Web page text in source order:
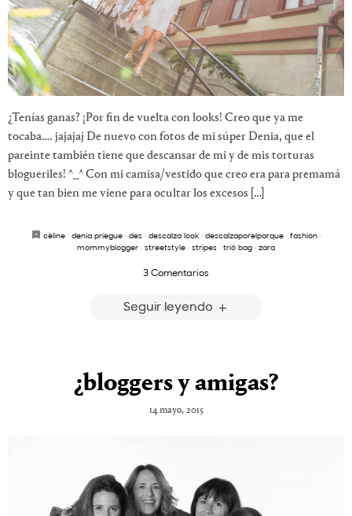
¿Tenías ganas? ¡Por fin de vuelta con looks! Creo que ya me
tocaba…. jajajaj De nuevo con fotos de mi súper Denia, que el
pareinte también tiene que descansar de mi y de mis torturas
blogueriles! ^_^ Con mi camisa/vestido que creo era para premamá
y que tan bien me viene para ocultar los excesos […]
cèline· denia priegue· des· descalza look· descalzaporelparque· fashion·
mommyblogger · streetstyle · stripes · trió bag · zara
3 Comentarios
Seguir leyendo
¿bloggers y amigas?
14 mayo, 2015